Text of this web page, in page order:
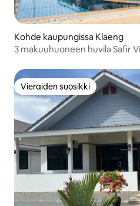
Kohde kaupungissa Klaeng
3 makuuhuoneen huvila Safir
Vieraiden suosikki
Vieraiden suosikki